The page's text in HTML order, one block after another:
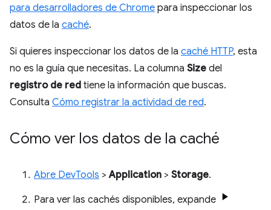
para desarrolladores de Chrome para inspeccionar los
datos de la caché.
Si quieres inspeccionar los datos de la caché HTTP, esta
no es la guía que necesitas. La columna Size del
registro de red tiene la información que buscas.
Consulta Cómo registrar la actividad de red.
Cómo ver los datos de la caché
Abre DevTools >Application > Storage.
Para ver las cachés disponibles, expande